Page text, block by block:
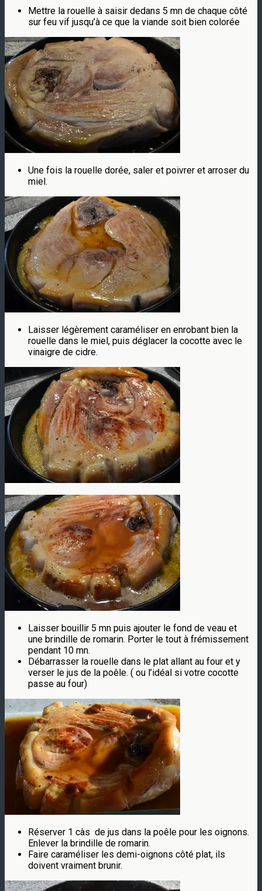
Mettre la rouelle à saisir dedans 5 mn de chaque côté
sur feu vif jusqu’à ce que la viande soit bien colorée
Une fois la rouelle dorée, saler et poivrer et arroser du
miel.
Laisser légèrement caraméliser en enrobant bien la
rouelle dans le miel, puis déglacer la cocotte avec le
vinaigre de cidre.
Laisser bouillir 5 mn puis ajouter le fond de veau et
une brindille de romarin. Porter le tout à frémissement
pendant 10 mn.
Débarrasser la rouelle dans le plat allant au four et y
verser le jus de la poêle. ( ou l’idéal si votre cocotte
passe au four)
Réserver 1 càs de jus dans la poêle pour les oignons.
Enlever la brindille de romarin.
Faire caraméliser les demi-oignons côté plat, ils
doivent vraiment brunir.